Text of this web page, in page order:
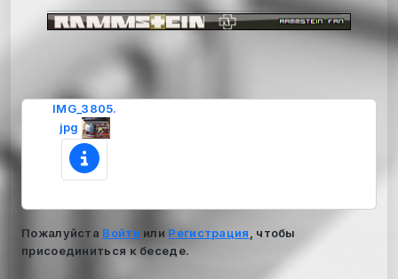
IMG_3805.
jpg
Пожалуйста Войти или Регистрация, чтобы
присоединиться к беседе.